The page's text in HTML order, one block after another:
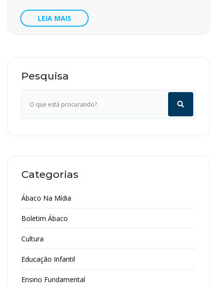
LEIA MAIS
Pesquisa
Categorias
Ábaco Na Mídia
Boletim Ábaco
Cultura
Educação Infantil
Ensino Fundamental